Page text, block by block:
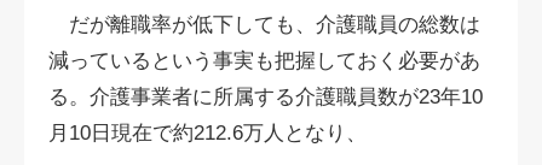
だが離職率が低下しても、介護職員の総数は
減っているという事実も把握しておく必要があ
る。介護事業者に所属する介護職員数が23年10
月10日現在で約212.6万人となり、